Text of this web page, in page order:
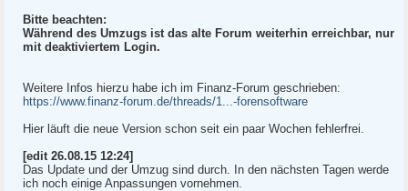
Bitte beachten:
Während des Umzugs ist das alte Forum weiterhin erreichbar, nur
mit deaktiviertem Login.
Weitere Infos hierzu habe ich im Finanz-Forum geschrieben:
https://www.finanz-forum.de/threads/1...-forensoftware
Hier läuft die neue Version schon seit ein paar Wochen fehlerfrei.
[edit 26.08.15 12:24]
Das Update und der Umzug sind durch. In den nächsten Tagen werde
ich noch einige Anpassungen vornehmen.